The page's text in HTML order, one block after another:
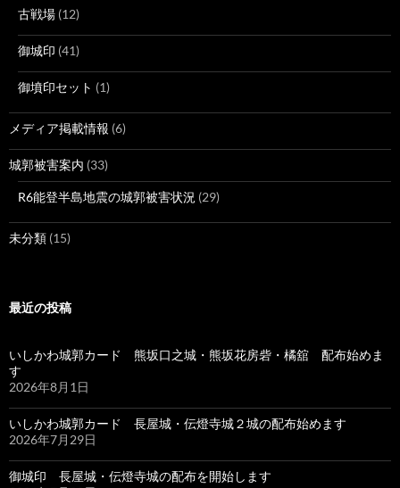
古戦場 (12)
御城印 (41)
御墳印セット (1)
メディア掲載情報 (6)
城郭被害案内 (33)
R6能登半島地震の城郭被害状況 (29)
未分類 (15)
最近の投稿
いしかわ城郭カード 熊坂口之城・熊坂花房砦・橘舘 配布始めま
す
2026年8月1日
いしかわ城郭カード 長屋城・伝燈寺城２城の配布始めます
2026年7月29日
御城印 長屋城・伝燈寺城の配布を開始します